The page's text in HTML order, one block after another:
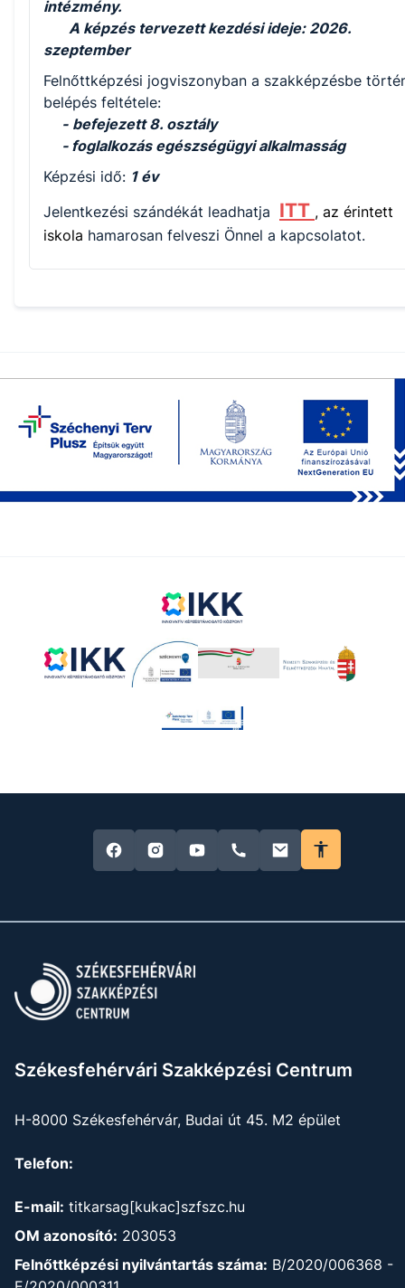
intézmény.
A képzés tervezett kezdési ideje: 2026.
szeptember
Felnőttképzési jogviszonyban a szakképzésbe
belépés feltétele:
- befejezett 8. osztály
- foglalkozás egészségügyi alkalmasság
Képzési idő: 1 év
Jelentkezési szándékát leadhatja ITT , az érintett
iskola hamarosan felveszi Önnel a kapcsolatot.
Székesfehérvári Szakképzési Centrum
H-8000 Székesfehérvár, Budai út 45. M2 épület
Telefon:
E-mail: titkarsag[kukac]szfszc.hu
OM azonosító: 203053
Felnőttképzési nyilvántartás száma: B/2020/006368 -